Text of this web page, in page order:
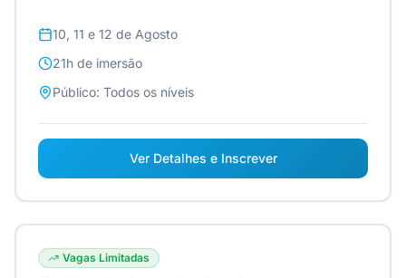
10, 11 e 12 de Agosto
21h de imersão
Público: Todos os níveis
Ver Detalhes e Inscrever
Vagas Limitadas